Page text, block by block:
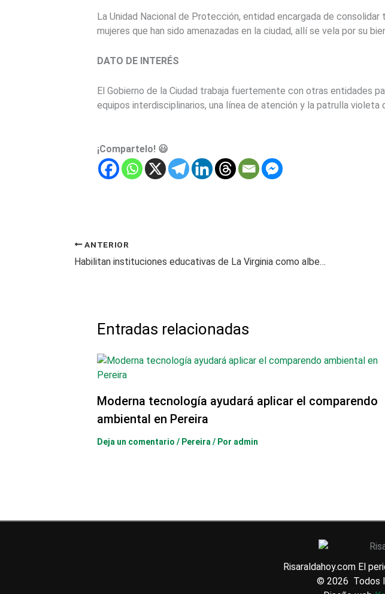
La Unidad Nacional de Protección, entidad encargada de
mujeres que han sido amenazadas en la ciudad, allí se vela por su
DATO DE INTERÉS
El Gobierno de la Ciudad trabaja fuertemente con otras entidades
equipos interdisciplinarios, una línea de atención y la patrulla violeta
¡Compartelo! 😃
ANTERIOR
Habilitan instituciones educativas de La Virginia como albergues temporales
Entradas relacionadas
Moderna tecnología ayudará aplicar el comparendo
ambiental en Pereira
Deja un comentario / Pereira / Por admin
Risaraldahoy.com El
© 2026 Todos